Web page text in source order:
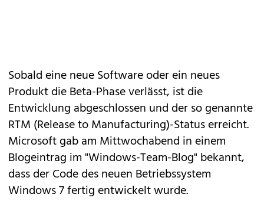
Sobald eine neue Software oder ein neues
Produkt die Beta-Phase verlässt, ist die
Entwicklung abgeschlossen und der so genannte
RTM (Release to Manufacturing)-Status erreicht.
Microsoft gab am Mittwochabend in einem
Blogeintrag im "Windows-Team-Blog" bekannt,
dass der Code des neuen Betriebssystem
Windows 7 fertig entwickelt wurde.